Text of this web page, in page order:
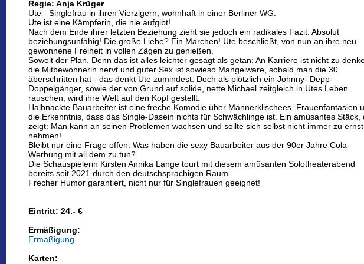
Regie: Anja Krüger
Ute - Singlefrau in ihren Vierzigern, wohnhaft in einer Berliner WG.
Ute ist eine Kämpferin, die nie aufgibt!
Nach dem Ende ihrer letzten Beziehung zieht sie jedoch ein radikales Fazit: Absolut
beziehungsunfähig! Die große Liebe? Ein Märchen! Ute beschließt, von nun an ihre neu
gewonnene Freiheit in vollen Zägen zu genießen.
Soweit der Plan. Denn das ist alles leichter gesagt als getan: An Karriere ist nicht zu
die Mitbewohnerin nervt und guter Sex ist sowieso Mangelware, sobald man die 30
äberschritten hat - das denkt Ute zumindest. Doch als plötzlich ein Johnny- Depp-
Doppelgänger, sowie der von Grund auf solide, nette Michael zeitgleich in Utes Leben
rauschen, wird ihre Welt auf den Kopf gestellt.
Halbnackte Bauarbeiter ist eine freche Komödie über Männerklischees, Frauenfantasien
die Erkenntnis, dass das Single-Dasein nichts für Schwächlinge ist. Ein amüsantes Stäck,
zeigt: Man kann an seinen Problemen wachsen und sollte sich selbst nicht immer zu ernst
nehmen!
Bleibt nur eine Frage offen: Was haben die sexy Bauarbeiter aus der 90er Jahre Cola-
Werbung mit all dem zu tun?
Die Schauspielerin Kirsten Annika Lange tourt mit diesem amüsanten Solotheaterabend
bereits seit 2021 durch den deutschsprachigen Raum.
Frecher Humor garantiert, nicht nur für Singlefrauen geeignet!
Eintritt: 24.- €
Ermäßigung:
Ermäßigung
Karten: